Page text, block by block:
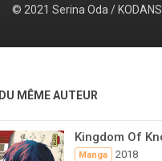
© 2021 Serina Oda /
DU MÊME AUTEUR
Kingdom Of
Manga 2018